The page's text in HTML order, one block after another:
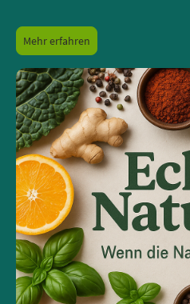
Mehr erfahren